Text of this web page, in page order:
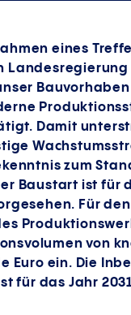
eines
Landesregierung
Damit
zum
Baustart ist für
Für
von
Euro ein. Die
für das Jahr